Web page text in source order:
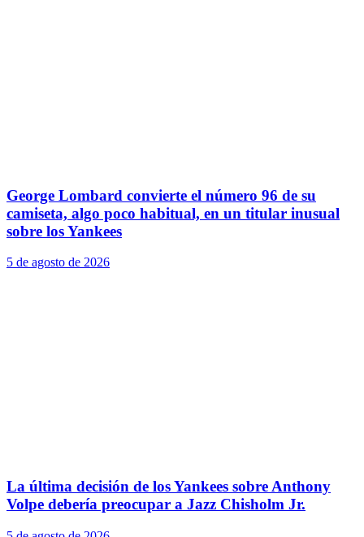
George Lombard convierte el número 96 de su
camiseta, algo poco habitual, en un titular inusual
sobre los Yankees
5 de agosto de 2026
La última decisión de los Yankees sobre Anthony
Volpe debería preocupar a Jazz Chisholm Jr.